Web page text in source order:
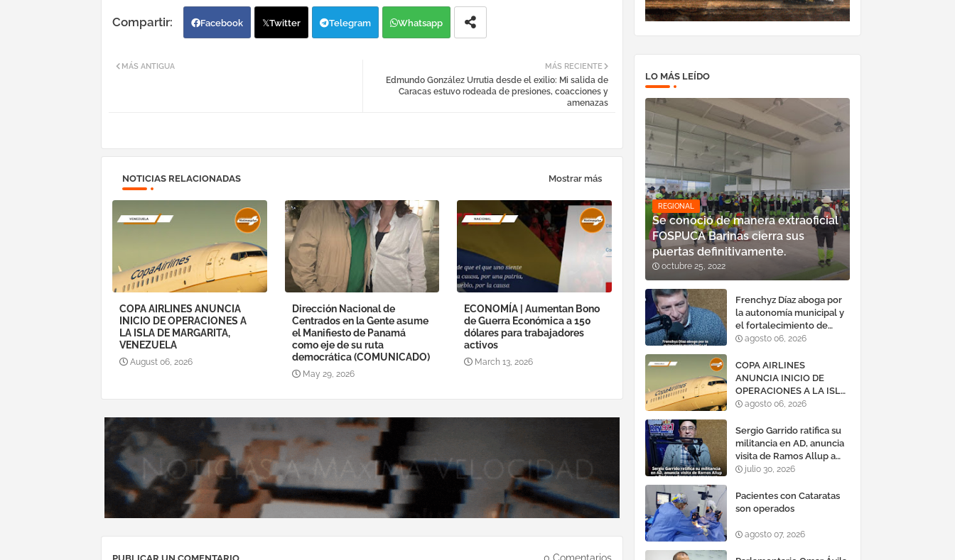
Facebook Twitter Telegram Whatsapp
MÁS RECIENTE
Edmundo González Urrutia desde el exilio: Mi salida de
Caracas estuvo rodeada de presiones, coacciones y
amenazas
MÁS ANTIGUA
NOTICIAS RELACIONADAS Mostrar más
COPA AIRLINES ANUNCIA
INICIO DE OPERACIONES A
LA ISLA DE MARGARITA,
VENEZUELA
August 06, 2026
Dirección Nacional de
Centrados en la Gente asume
el Manifiesto de Panamá
como eje de su ruta
democrática (COMUNICADO)
May 29, 2026
ECONOMÍA | Aumentan Bono
de Guerra Económica a 150
dólares para trabajadores
activos
March 13, 2026
LO MÁS LEÍDO
REGIONAL
Se conoció de manera extraoficial
FOSPUCA Barinas cierra sus
puertas definitivamente.
octubre 25, 2022
Frenchyz Díaz aboga por
la autonomía municipal y
el fortalecimiento de
servicios públicos
agosto 06, 2026
COPA AIRLINES
ANUNCIA INICIO DE
OPERACIONES A LA ISLA
DE MARGARITA,
agosto 06, 2026
Sergio Garrido ratifica su
militancia en AD, anuncia
visita de Ramos Allup a
Barinas y llama a
cauteloso»
julio 30, 2026
Pacientes con Cataratas
son operados
agosto 07, 2026